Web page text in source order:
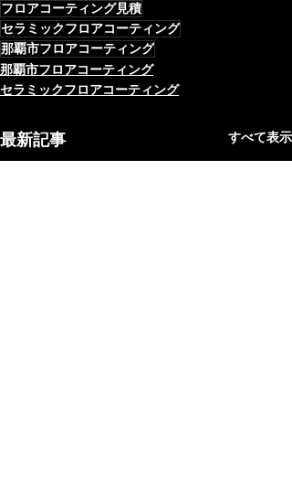
フロアコーティング見積
セラミックフロアコーティング
那覇市フロアコーティング
那覇市フロアコーティング
セラミックフロアコーティング
最新記事 すべて表示